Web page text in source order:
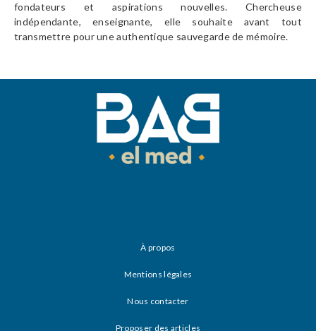
fondateurs et aspirations nouvelles. Chercheuse
indépendante, enseignante, elle souhaite avant tout
transmettre pour une authentique sauvegarde de mémoire.
À propos
Mentions légales
Nous contacter
Proposer des articles